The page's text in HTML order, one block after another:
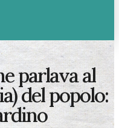
parlava al
del popolo: